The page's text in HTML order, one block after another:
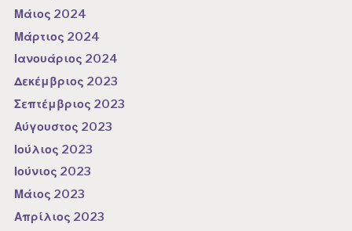
Μάιος 2024
Μάρτιος 2024
Ιανουάριος 2024
Δεκέμβριος 2023
Σεπτέμβριος 2023
Αύγουστος 2023
Ιούλιος 2023
Ιούνιος 2023
Μάιος 2023
Απρίλιος 2023